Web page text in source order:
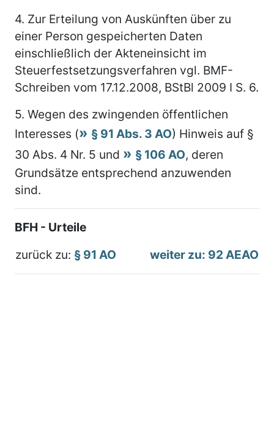
4. Zur Erteilung von Auskünften über zu
einer Person gespeicherten Daten
einschließlich der Akteneinsicht im
Steuerfestsetzungsverfahren vgl. BMF-
Schreiben vom 17.12.2008, BStBl 2009 I S. 6.
5. Wegen des zwingenden öffentlichen
Interesses (
§ 91 Abs. 3 AO) Hinweis auf §
30 Abs. 4 Nr. 5 und
§ 106 AO, deren
Grundsätze entsprechend anzuwenden
sind.
BFH - Urteile
zurück zu: § 91 AO weiter zu: 92 AEAO